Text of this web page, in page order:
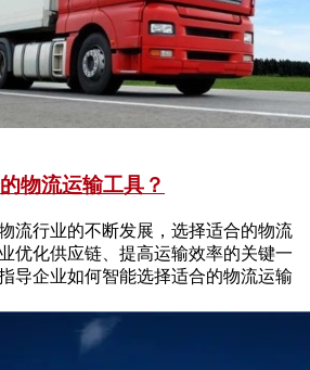
物流运输工具？
流行业的不断发展，选择适合的物流
优化供应链、提高运输效率的关键一
导企业如何智能选择适合的物流运输